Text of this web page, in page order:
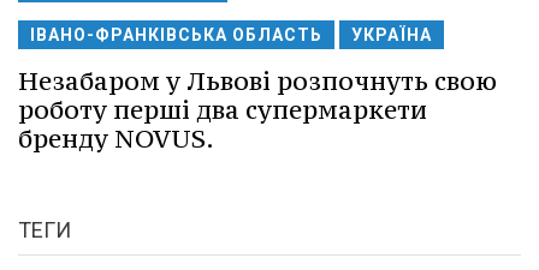
ІВАНО-ФРАНКІВСЬКА ОБЛАСТЬ УКРАЇНА
Незабаром у Львові розпочнуть свою
роботу перші два супермаркети
бренду NOVUS.
ТЕГИ